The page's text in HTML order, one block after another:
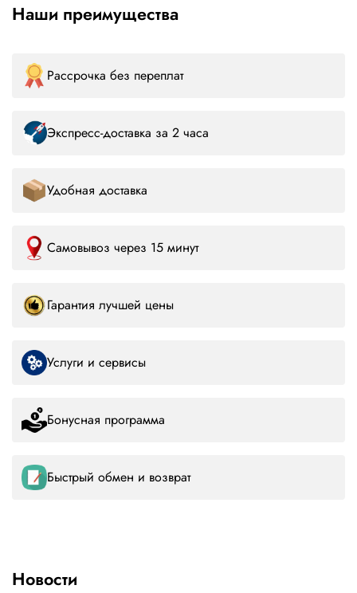
Наши преимущества
Рассрочка без переплат
Экспресс-доставка за 2 часа
Удобная доставка
Самовывоз через 15 минут
Гарантия лучшей цены
Услуги и сервисы
Бонусная программа
Быстрый обмен и возврат
Новости